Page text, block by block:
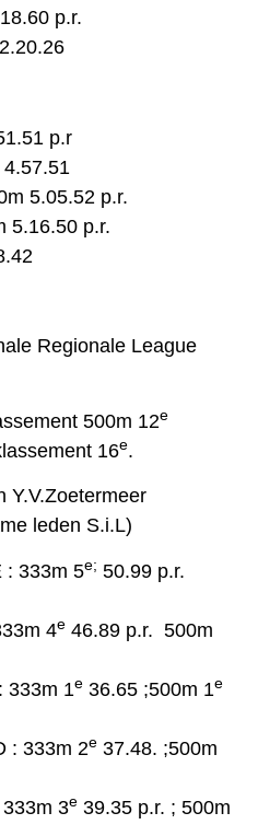
p.r.
p.r
5.05.52 p.r.
5.16.50 p.r.
Regionale League
500m 12e
16e.
Y.V.Zoetermeer
leden S.i.L)
: 333m 5e; 50.99 p.r.
4e 46.89 p.r. 500m
333m 1e 36.65 ;500m 1e
: 333m 2e 37.48. ;500m
3e 39.35 p.r. ; 500m